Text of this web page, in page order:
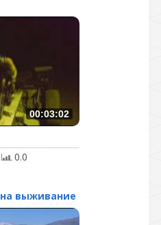
00:03:02
0.0
выживание